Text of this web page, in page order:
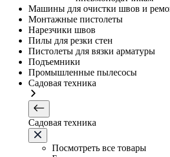
Машины для очистки швов и
Монтажные пистолеты
Нарезчики швов
Пилы для резки стен
Пистолеты для вязки арматуры
Подъемники
Промышленные пылесосы
Садовая техника
Садовая техника
Посмотреть все товары